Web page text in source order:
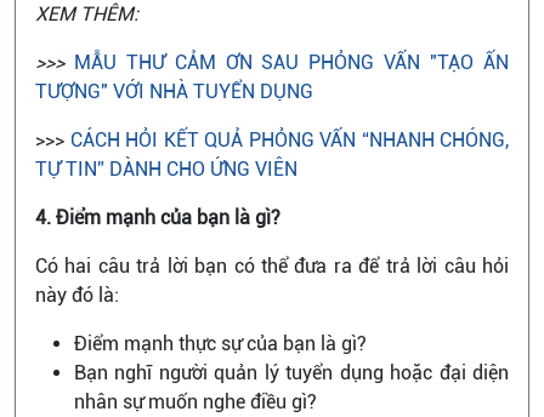
XEM THÊM:
>>> MẪU THƯ CẢM ƠN SAU PHỎNG VẤN "TẠO ẤN
TƯỢNG" VỚI NHÀ TUYỂN DỤNG
>>> CÁCH HỎI KẾT QUẢ PHỎNG VẤN “NHANH CHÓNG,
TỰ TIN” DÀNH CHO ỨNG VIÊN
4. Điểm mạnh của bạn là gì?
Có hai câu trả lời bạn có thể đưa ra để trả lời câu hỏi
này đó là:
Điểm mạnh thực sự của bạn là gì?
Bạn nghĩ người quản lý tuyển dụng hoặc đại diện
nhân sự muốn nghe điều gì?